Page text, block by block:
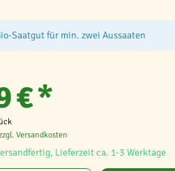
Saatgut für min. zwei Aussaaten
€ *
Versandkosten
Lieferzeit ca. 1-3 Werktage